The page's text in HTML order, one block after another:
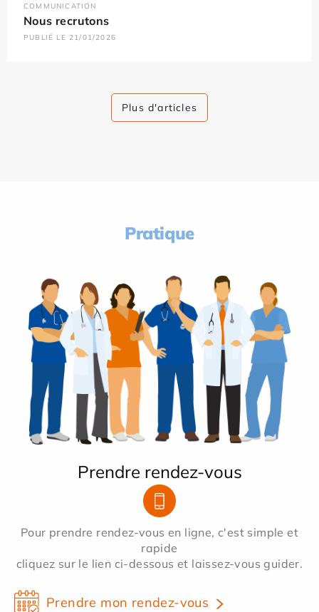
COMMUNICATION
Nous recrutons
PUBLIÉ LE 21/01/2026
Plus d'articles
Pratique
Prendre rendez-vous
Pour prendre rendez-vous en ligne, c'est simple et
rapide
cliquez sur le lien ci-dessous et laissez-vous guider.
Prendre mon rendez-vous